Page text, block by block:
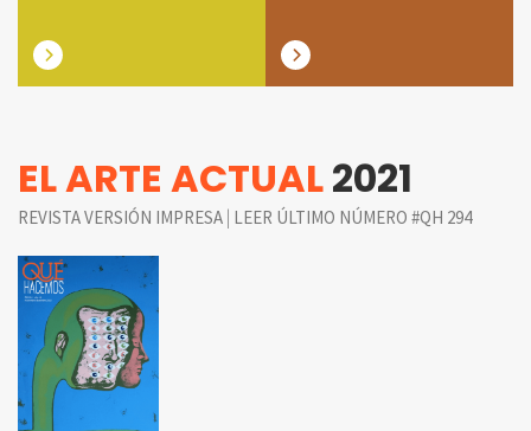
EL ARTE ACTUAL2021
REVISTA VERSIÓN IMPRESA | LEER ÚLTIMO NÚMERO #QH 294